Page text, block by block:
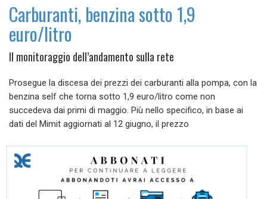
Carburanti, benzina sotto 1,9
euro/litro
Il monitoraggio dell’andamento sulla rete
Prosegue la discesa dei prezzi dei carburanti alla pompa, con la
benzina self che torna sotto 1,9 euro/litro come non
succedeva dai primi di maggio. Più nello specifico, in base ai
dati del Mimit aggiornati al 12 giugno, il prezzo